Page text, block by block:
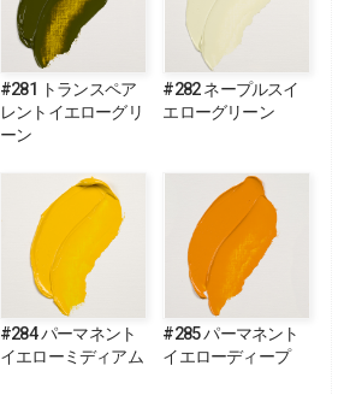
#281 トランスペア
レントイエローグリ
ーン
#282 ネープルスイ
エローグリーン
#284 パーマネント
イエローミディアム
#285 パーマネント
イエローディープ